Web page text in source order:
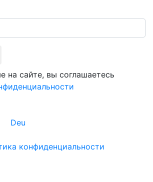
на сайте, вы соглашаетесь
Deu
конфиденциальности